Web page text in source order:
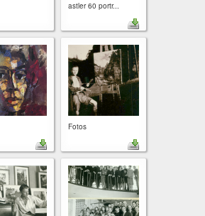
astler 60 portr...
Fotos